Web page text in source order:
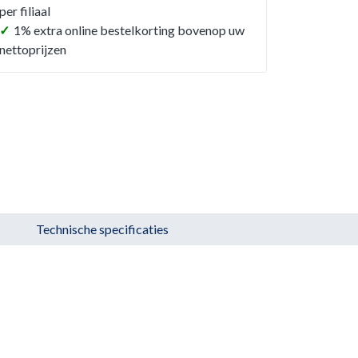
per filiaal
✓ 1% extra online bestelkorting bovenop uw
nettoprijzen
Technische specificaties